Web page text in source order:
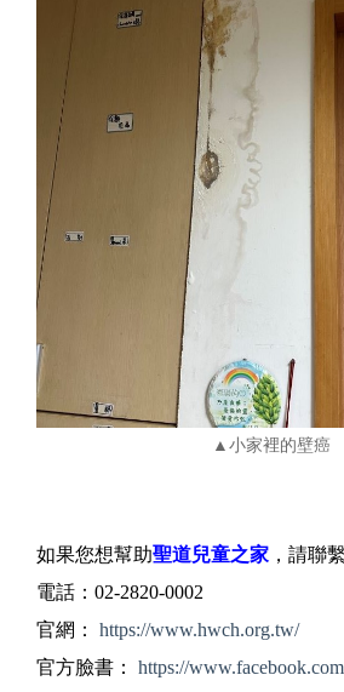
▲小家裡的壁癌
如果您想幫助聖道兒童之家 ，請聯繫
電話：02-2820-0002
官網： https://www.hwch.org.tw/
官方臉書： https://